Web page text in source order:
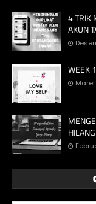
4 TRIK
AKUN
WEEK
HILANG